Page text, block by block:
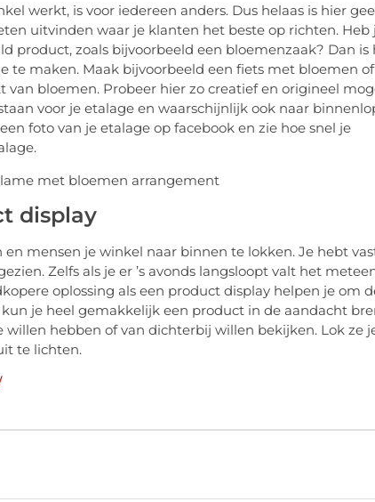
werkt, is voor iedereen anders. Dus helaas is hier
uitvinden waar je klanten het beste op richten. Heb
product, zoals bijvoorbeeld een bloemenzaak? Dan is
te maken. Maak bijvoorbeeld een fiets met bloemen of
bloemen. Probeer hier zo creatief en origineel
voor je etalage en waarschijnlijk ook naar
foto van je etalage op facebook en zie hoe snel je
display
mensen je winkel naar binnen te lokken. Je hebt
Zelfs als je er ’s avonds langsloopt valt het
oplossing als een product display helpen je om
je heel gemakkelijk een product in de aandacht
hebben of van dichterbij willen bekijken. Lok ze
te lichten.